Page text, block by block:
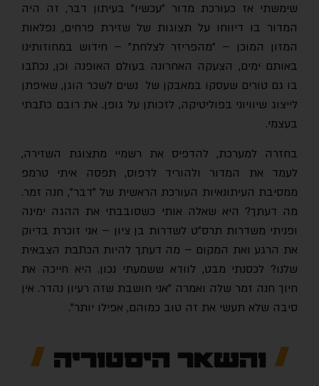
שימשתי אז כעורכת מדור "עכשיו" בעיתון דבר, זה היה
המדור בו דיווחו על תצוגות של שזירת פרחים, נפלאות
המזון המוכן – "מהפריזר לצלחת" – חידוש במחוזותינו
באותם ימים, הצעקה האחרונה בעולם האופנה וכן, נכתבו
בו גם טורים שעסקו במאבקן של נשים לשכר הוגן, שאיפתן
לייצוג שיוויוני בפוליטיקה, לזכותן על גופן. את רובם כתבתי
בעצמי.
בחזרה למערכת, להדפיס את רשמיי מתצוגת השזירה,
לעמד את המדור ולהוריד לדפוס, תפסה איתי טרמפ
ממסיבת העיתונאיות העורכת הראשית של "דבר", חנה זמר.
מה דעתך? היא שאלה אותי כשסובבתי את ההגה ימינה
ופניתי משדרות תרס"ט לשדרות בן ציון – אני זוכרת בדיוק
את הרגע ואת המקום – מה דעתך להיות הכתבת הצבאית
שלנו? לכסנתי מבט, לוודא ששמעתי נכון. היא חייכה את
חיוך חנה זמר שלה ואמרה "אני חושבת שזה רעיון נהדר. אין
סיבה שלא תעשי את זה טוב כמוהם, אפילו יותר".
והשאר היסטוריה